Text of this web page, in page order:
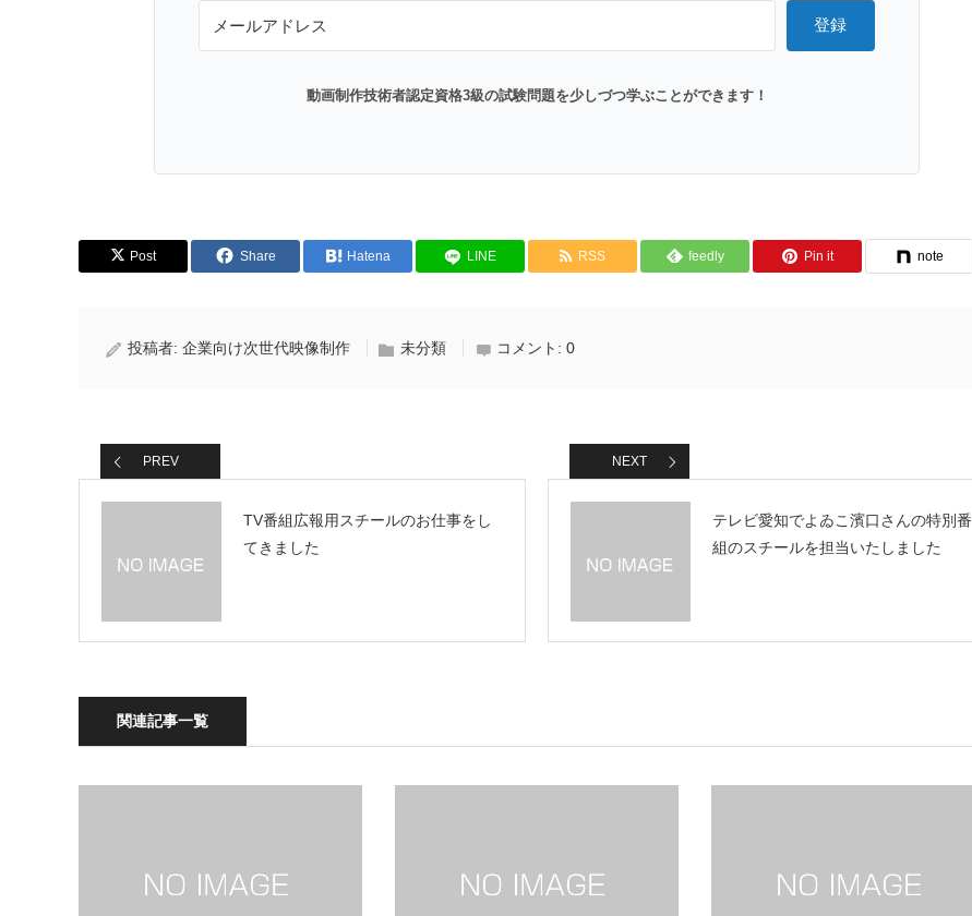
登録
動画制作技術者認定資格3級の試験問題を少しづつ学ぶことができます！
Post Share Hatena LINE RSS feedly Pin it note
投稿者: 企業向け次世代映像制作 未分類 コメント: 0
PREV
TV番組広報用スチールのお仕事をし
てきました
NEXT
テレビ愛知でよゐこ濱口さんの特別番
組のスチールを担当いたしました
関連記事一覧